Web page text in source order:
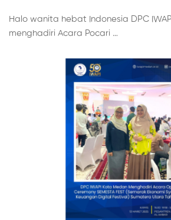
Halo wanita hebat Indonesia DPC
menghadiri Acara Pocari …